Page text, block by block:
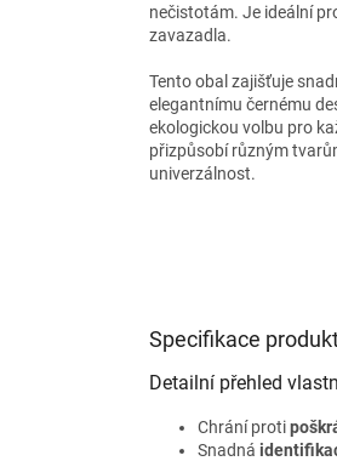
nečistotám. Je ideální
zavazadla.
Tento obal zajišťuje
elegantnímu černému
ekologickou volbu pro
přizpůsobí různým
univerzálnost.
Specifikace
Detailní přehled
Chrání proti
Snadná